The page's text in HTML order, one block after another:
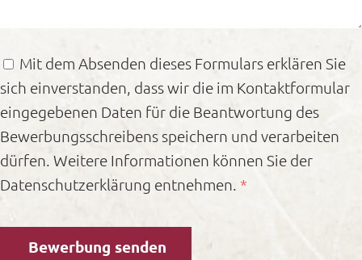
Mit dem Absenden dieses Formulars erklären Sie
sich einverstanden, dass wir die im Kontaktformular
eingegebenen Daten für die Beantwortung des
Bewerbungsschreibens speichern und verarbeiten
dürfen. Weitere Informationen können Sie der
Datenschutzerklärung entnehmen. *
Bewerbung senden